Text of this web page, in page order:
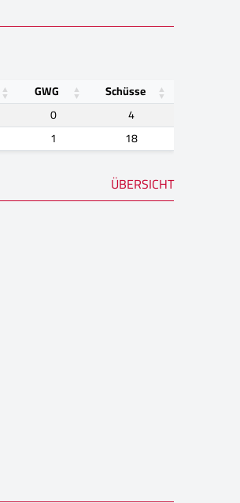
GWG
Schüsse
0
4
1 18
ÜBERSICHT